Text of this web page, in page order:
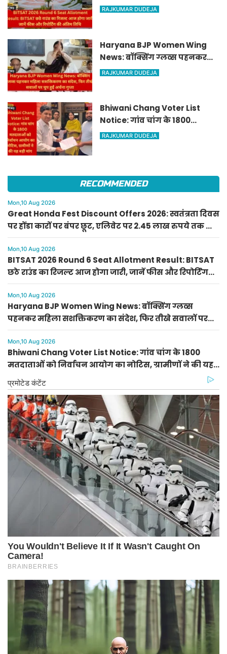
राउंड का रिजल्ट आज होगा जारी,
RAJKUMAR DUDEJA
Haryana BJP Women Wing
News: बॉक्सिंग ग्लव्स पहनकर
महिला सशक्तिकरण का संदेश, फिर
RAJKUMAR DUDEJA
Bhiwani Chang Voter List
Notice: गांव चांग के 1800
मतदाताओं को निर्वाचन आयोग का
RAJKUMAR DUDEJA
RECOMMENDED
Mon,10 Aug 2026
Great Honda Fest Discount Offers 2026: स्वतंत्रता दिवस
पर होंडा कारों पर बंपर छूट, एलिवेट पर 2.45 लाख रुपये तक की
बचत
Mon,10 Aug 2026
BITSAT 2026 Round 6 Seat Allotment Result: BITSAT
छठे राउंड का रिजल्ट आज होगा जारी, जानें फीस और रिपोर्टिंग
की अंतिम तिथि
Mon,10 Aug 2026
Haryana BJP Women Wing News: बॉक्सिंग ग्लव्स
पहनकर महिला सशक्तिकरण का संदेश, फिर तीखे सवालों पर
चुप हुईं अर्चना गुप्ता
Mon,10 Aug 2026
Bhiwani Chang Voter List Notice: गांव चांग के 1800
मतदाताओं को निर्वाचन आयोग का नोटिस, ग्रामीणों ने की यह
बड़ी मांग